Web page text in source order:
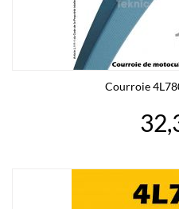
Courroie